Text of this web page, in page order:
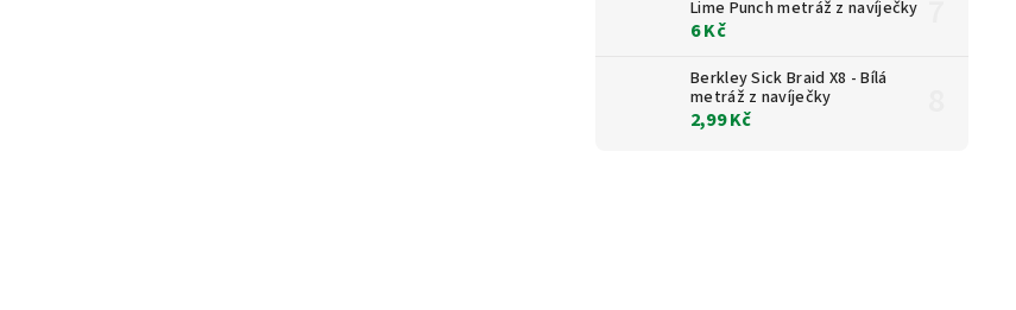
Lime Punch metráž z navíječky
6 Kč
Berkley Sick Braid X8 - Bílá
metráž z navíječky
2,99 Kč